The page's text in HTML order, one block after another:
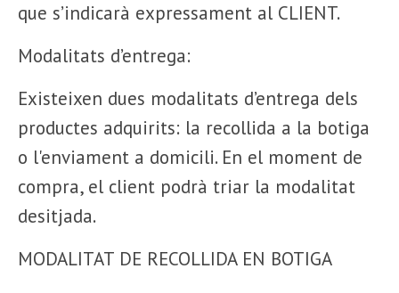
que s’indicarà expressament al CLIENT.
Modalitats d’entrega:
Existeixen dues modalitats d’entrega dels
productes adquirits: la recollida a la botiga
o l'enviament a domicili. En el moment de
compra, el client podrà triar la modalitat
desitjada.
MODALITAT DE RECOLLIDA EN BOTIGA